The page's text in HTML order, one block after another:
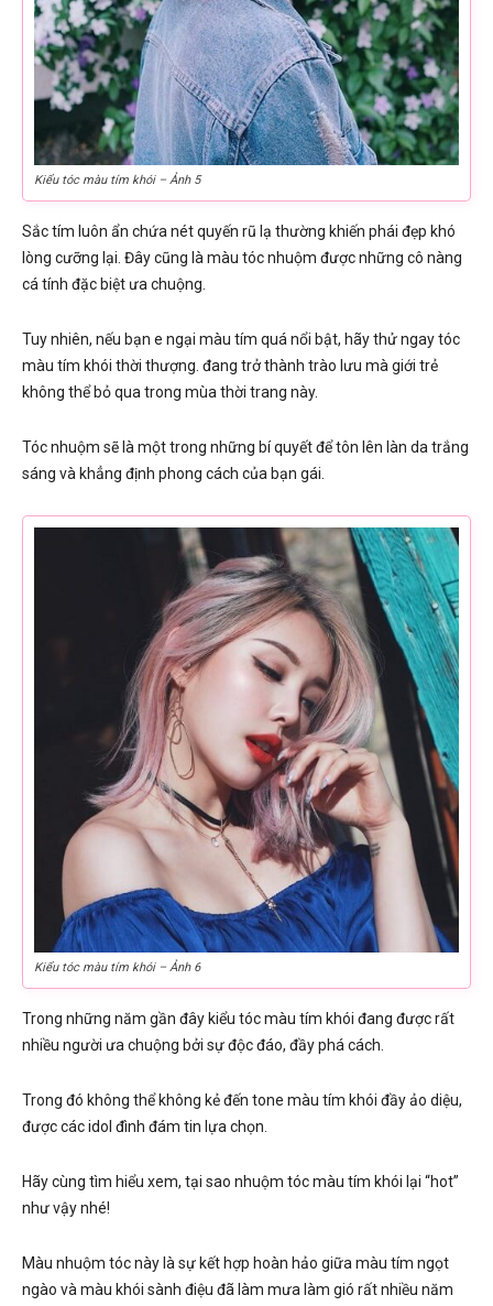
Kiểu tóc màu tím khói – Ảnh 5
Sắc tím luôn ẩn chứa nét quyến rũ lạ thường khiến phái đẹp khó
lòng cưỡng lại. Đây cũng là màu tóc nhuộm được những cô nàng
cá tính đặc biệt ưa chuộng.
Tuy nhiên, nếu bạn e ngại màu tím quá nổi bật, hãy thử ngay tóc
màu tím khói thời thượng. đang trở thành trào lưu mà giới trẻ
không thể bỏ qua trong mùa thời trang này.
Tóc nhuộm sẽ là một trong những bí quyết để tôn lên làn da trắng
sáng và khẳng định phong cách của bạn gái.
Kiểu tóc màu tím khói – Ảnh 6
Trong những năm gần đây kiểu tóc màu tím khói đang được rất
nhiều người ưa chuộng bởi sự độc đáo, đầy phá cách.
Trong đó không thể không kẻ đến tone màu tím khói đầy ảo diệu,
được các idol đình đám tin lựa chọn.
Hãy cùng tìm hiểu xem, tại sao nhuộm tóc màu tím khói lại “hot”
như vậy nhé!
Màu nhuộm tóc này là sự kết hợp hoàn hảo giữa màu tím ngọt
ngào và màu khói sành điệu đã làm mưa làm gió rất nhiều năm